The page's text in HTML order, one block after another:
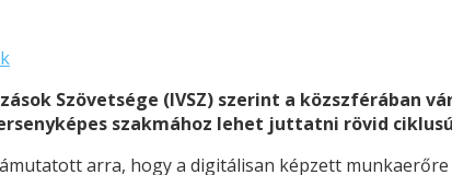
Szövetsége (IVSZ) szerint a közszférában
szakmához lehet juttatni rövid
arra, hogy a digitálisan képzett